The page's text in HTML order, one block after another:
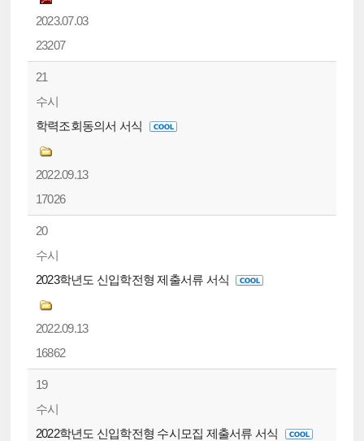
2023.07.03
23207
21
수시
학력조회동의서 서식
2022.09.13
17026
20
수시
2023학년도 신입학전형 제출서류 서식
2022.09.13
16862
19
수시
2022학년도 신입학전형 수시모집 제출서류 서식